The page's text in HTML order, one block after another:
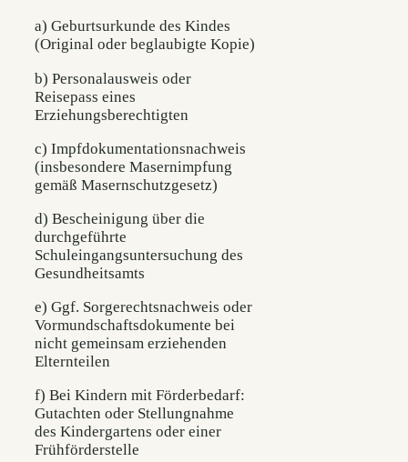
a) Geburtsurkunde des Kindes
(Original oder beglaubigte Kopie)
b) Personalausweis oder
Reisepass eines
Erziehungsberechtigten
c) Impfdokumentationsnachweis
(insbesondere Masernimpfung
gemäß Masernschutzgesetz)
d) Bescheinigung über die
durchgeführte
Schuleingangsuntersuchung des
Gesundheitsamts
e) Ggf. Sorgerechtsnachweis oder
Vormundschaftsdokumente bei
nicht gemeinsam erziehenden
Elternteilen
f) Bei Kindern mit Förderbedarf:
Gutachten oder Stellungnahme
des Kindergartens oder einer
Frühförderstelle